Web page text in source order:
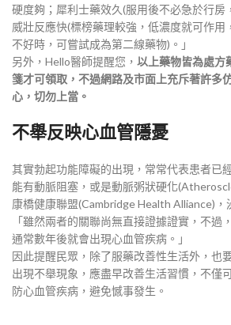
硬度夠；犀利士藥效久(服用後不必急於行房
威壯反應快(標榜藥理較強，低濃度就可作用
不好時，可嘗試成為第二線藥物)。」
另外，Hello醫師提醒您， 以上藥物皆為處方
箋才可領取，不過網路及市面上充斥著許多
心，切勿上當。
不舉反映心血管隱憂
其實勃起功能障礙的出現，常常代表患者已
能有動脈阻塞，或是動脈粥狀硬化
康橋健康聯盟(Cambridge Health Alliance)，
「雖然兩者的關聯尚無直接證據證實，不過
通常數年後就會出現心血管疾病。」
因此提醒民眾，除了服藥改善性生活外，也
出現不舉現象，應盡早改善生活習慣，不僅
防心血管疾病，避免憾事發生。